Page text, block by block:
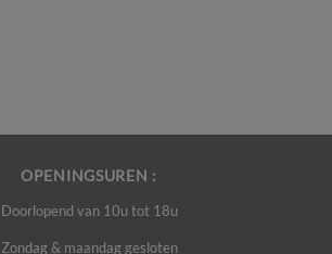
OPENINGSUREN :
Doorlopend van 10u tot 18u
Zondag & maandag gesloten